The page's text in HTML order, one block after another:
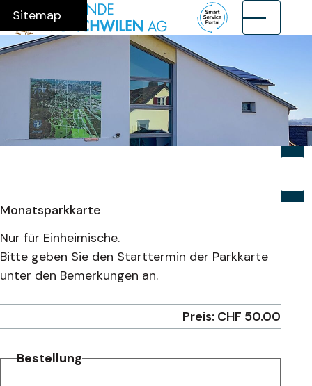
Navigieren in Münchwilen AG
Schnellnavigation
Home
Navigation
Inhalt
Suche
Sitemap
Monatsparkkarte
Nur für Einheimische.
Bitte geben Sie den Starttermin der Parkkarte
unter den Bemerkungen an.
Preis: CHF 50.00
Bestellung